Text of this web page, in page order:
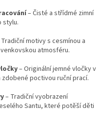
– Čisté a střídmé zimní
stylu.
motivy s cesmínou a
atmosféru.
– Originální jemné vločky v
poctivou ruční prací.
– Tradiční vyobrazení
Santu, které potěší děti